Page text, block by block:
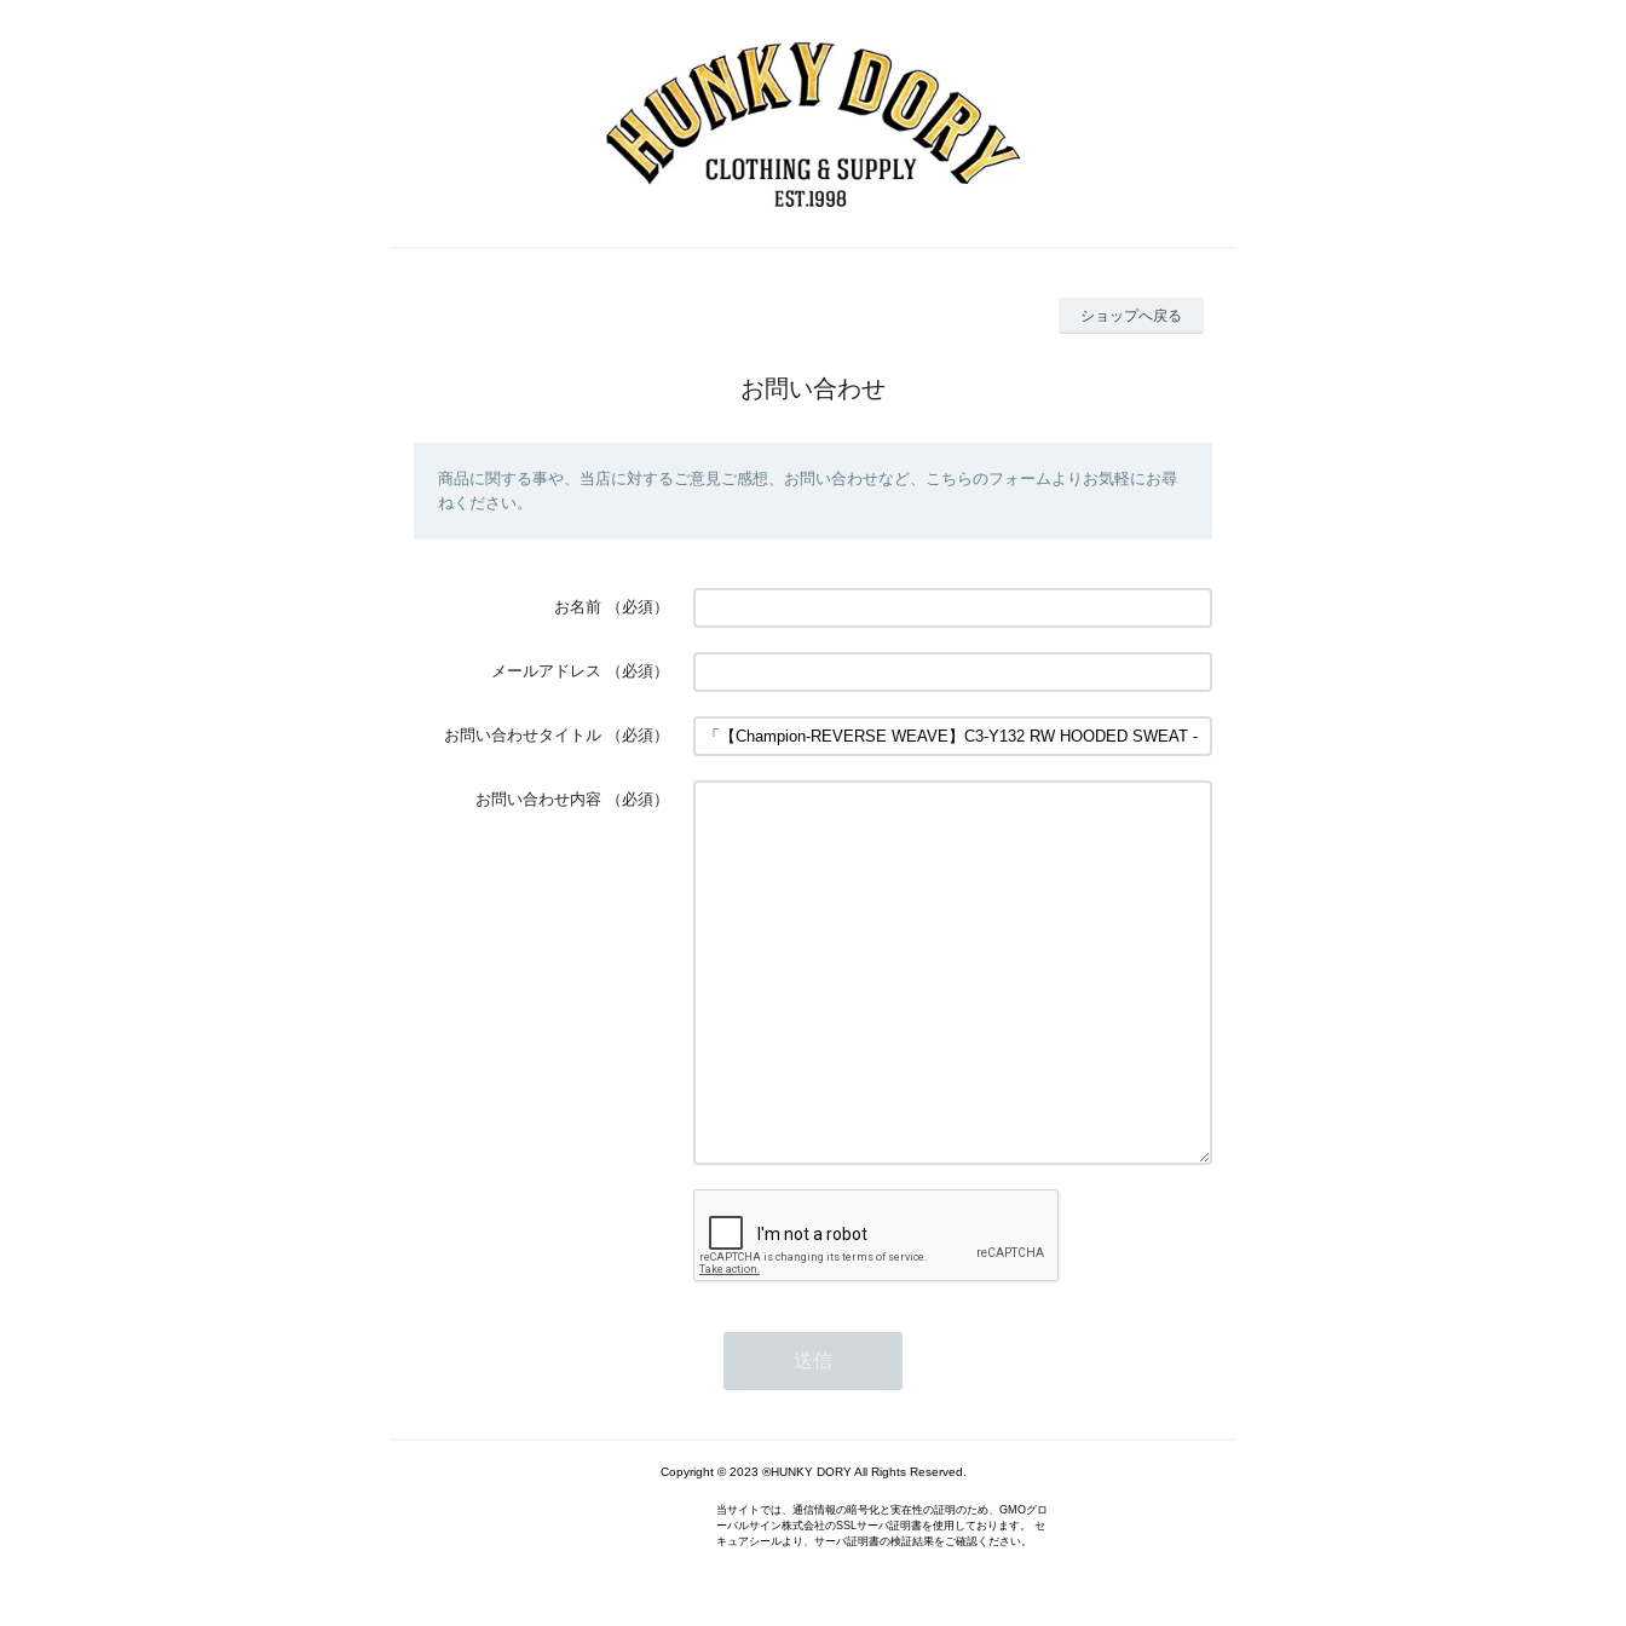
ショップへ戻る
お問い合わせ
商品に関する事や、当店に対するご意見ご感想、お問い合わせなど、こちらのフォームよりお気軽にお尋
ねください。
お名前 （必須）
メールアドレス （必須）
お問い合わせタイトル （必須）
お問い合わせ内容 （必須）
Copyright © 2023 ®HUNKY DORY All Rights Reserved.
当サイトでは、通信情報の暗号化と実在性の証明のため、GMOグロ
ーバルサイン株式会社のSSLサーバ証明書を使用しております。 セ
キュアシールより、サーバ証明書の検証結果をご確認ください。